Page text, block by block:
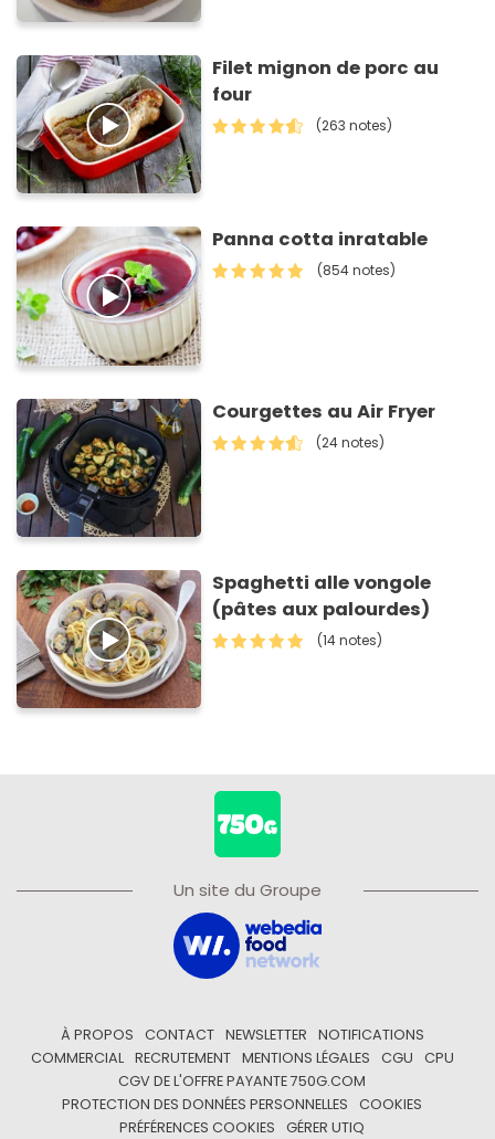
Filet mignon de porc au
four
(263 notes)
Panna cotta inratable
(854 notes)
Courgettes au Air Fryer
(24 notes)
Spaghetti alle vongole
(pâtes aux palourdes)
(14 notes)
Un site du Groupe
À PROPOS CONTACT NEWSLETTER
NOTIFICATIONS
COMMERCIAL
RECRUTEMENT MENTIONS LÉGALES CGU
CPU
CGV DE L'OFFRE PAYANTE 750G.COM
PROTECTION DES DONNÉES PERSONNELLES
COOKIES
PRÉFÉRENCES COOKIES
GÉRER UTIQ